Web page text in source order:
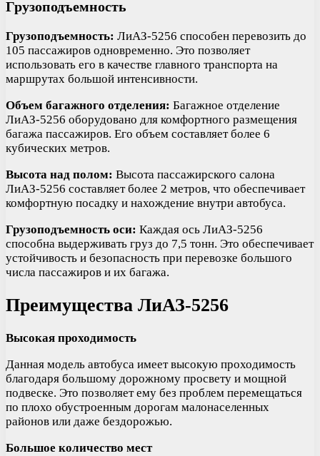
Грузоподъемность
Грузоподъемность: ЛиАЗ-5256 способен перевозить до
105 пассажиров одновременно. Это позволяет
использовать его в качестве главного транспорта на
маршрутах большой интенсивности.
Объем багажного отделения: Багажное отделение
ЛиАЗ-5256 оборудовано для комфортного размещения
багажа пассажиров. Его объем составляет более 6
кубических метров.
Высота над полом: Высота пассажирского салона
ЛиАЗ-5256 составляет более 2 метров, что обеспечивает
комфортную посадку и нахождение внутри автобуса.
Грузоподъемность оси: Каждая ось ЛиАЗ-5256
способна выдерживать груз до 7,5 тонн. Это обеспечивает
устойчивость и безопасность при перевозке большого
числа пассажиров и их багажа.
Преимущества ЛиАЗ-5256
Высокая проходимость
Данная модель автобуса имеет высокую проходимость
благодаря большому дорожному просвету и мощной
подвеске. Это позволяет ему без проблем перемещаться
по плохо обустроенным дорогам малонаселенных
районов или даже бездорожью.
Большое количество мест